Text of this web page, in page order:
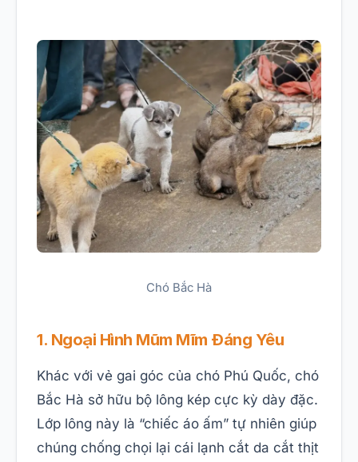
Chó Bắc Hà
1. Ngoại Hình Mũm Mĩm Đáng Yêu
Khác với vẻ gai góc của chó Phú Quốc, chó
Bắc Hà sở hữu bộ lông kép cực kỳ dày đặc.
Lớp lông này là “chiếc áo ấm” tự nhiên giúp
chúng chống chọi lại cái lạnh cắt da cắt thịt